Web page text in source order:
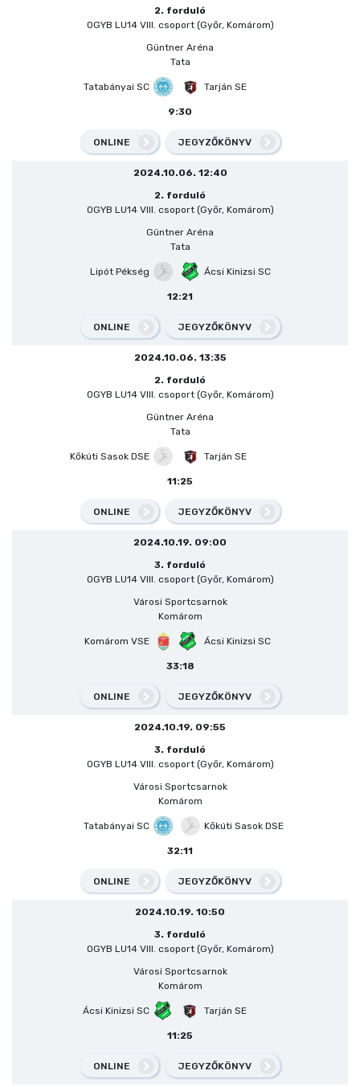
2. forduló
OGYB LU14 VIII. csoport (Győr, Komárom)
Güntner Aréna
Tata
Tatabányai SC Tarján SE
9:30
ONLINE JEGYZŐKÖNYV
2024.10.06. 12:40
2. forduló
OGYB LU14 VIII. csoport (Győr, Komárom)
Güntner Aréna
Tata
Lipót Pékség Ácsi Kinizsi SC
12:21
ONLINE JEGYZŐKÖNYV
2024.10.06. 13:35
2. forduló
OGYB LU14 VIII. csoport (Győr, Komárom)
Güntner Aréna
Tata
Kőkúti Sasok DSE Tarján SE
11:25
ONLINE JEGYZŐKÖNYV
2024.10.19. 09:00
3. forduló
OGYB LU14 VIII. csoport (Győr, Komárom)
Városi Sportcsarnok
Komárom
Komárom VSE Ácsi Kinizsi SC
33:18
ONLINE JEGYZŐKÖNYV
2024.10.19. 09:55
3. forduló
OGYB LU14 VIII. csoport (Győr, Komárom)
Városi Sportcsarnok
Komárom
Tatabányai SC Kőkúti Sasok DSE
32:11
ONLINE JEGYZŐKÖNYV
2024.10.19. 10:50
3. forduló
OGYB LU14 VIII. csoport (Győr, Komárom)
Városi Sportcsarnok
Komárom
Ácsi Kinizsi SC Tarján SE
11:25
ONLINE JEGYZŐKÖNYV